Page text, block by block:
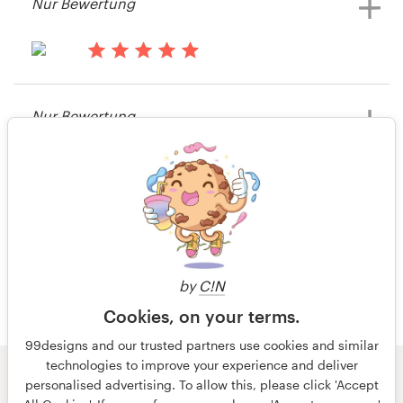
by C!N
Cookies, on your terms.
99designs and our trusted partners use cookies and similar
technologies to improve your experience and deliver
personalised advertising. To allow this, please click 'Accept
Postkarte, Flyer & Print-Wettbewerb
vor 14 Jahren
Olgamongelos
Postkarte, Flyer & Print-Wettbewerb
Nur Bewertung
© 99designs
von Vista